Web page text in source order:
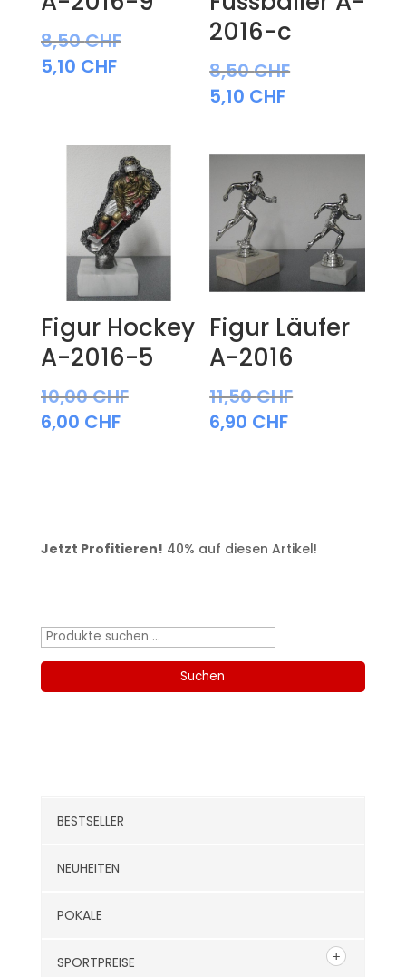
8,50CHF
5,10 CHF
2016-c
8,50CHF
5,10 CHF
Figur Hockey
A-2016-5
10,00CHF
6,00 CHF
Figur Läufer
A-2016
11,50CHF
6,90 CHF
Jetzt Profitieren! 40% auf diesen Artikel!
Suchen
Suchen
BESTSELLER
NEUHEITEN
POKALE
SPORTPREISE